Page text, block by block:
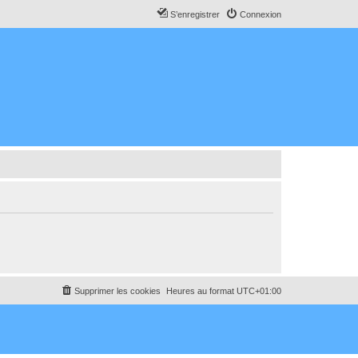
Connexion
S’enregistrer
Heures au format UTC+01:00
Supprimer les cookies